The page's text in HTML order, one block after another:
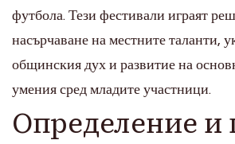
футбола. Тези фестивали играят
насърчаване на местните таланти,
общинския дух и развитие на
умения сред младите участници.
Определение и